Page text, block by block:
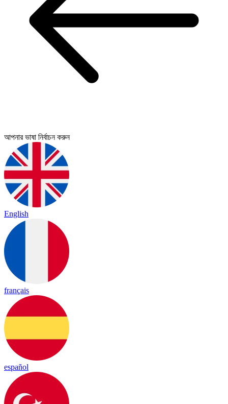
আপনার ভাষা নির্বাচন করুন
English
français
español